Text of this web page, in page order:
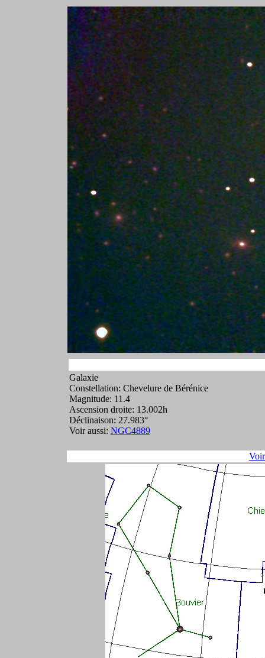
Galaxie
Constellation: Chevelure de Bérénice
Magnitude: 11.4
Ascension droite: 13.002h
Déclinaison: 27.983°
Voir aussi: NGC4889